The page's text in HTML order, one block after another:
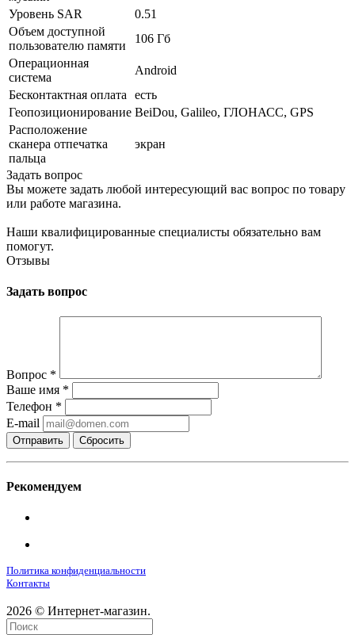
Уровень SAR
0.51
Объем доступной
пользователю памяти
106 Гб
Операционная
система
Android
Бесконтактная оплата
есть
Геопозиционирование BeiDou, Galileo, ГЛОНАСС, GPS
Расположение
сканера отпечатка
пальца
экран
Задать вопрос
Вы можете задать любой интересующий вас вопрос по товару
или работе магазина.
Наши квалифицированные специалисты обязательно вам
помогут.
Отзывы
Задать вопрос
Вопрос *
Ваше имя *
Телефон *
E-mail
Сбросить
Рекомендуем
Политика конфиденциальности
Контакты
2026 © Интернет-магазин.